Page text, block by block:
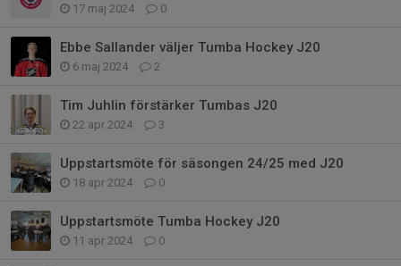
17 maj 2024 0
Ebbe Sallander väljer Tumba Hockey J20
6 maj 2024 2
Tim Juhlin förstärker Tumbas J20
22 apr 2024 3
Uppstartsmöte för säsongen 24/25 med J20
18 apr 2024 0
Uppstartsmöte Tumba Hockey J20
11 apr 2024 0